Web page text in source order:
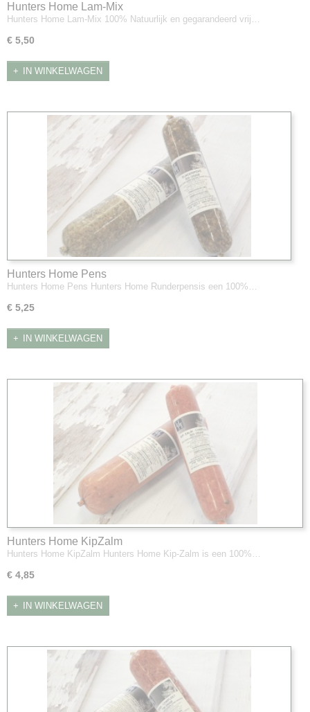
Hunters Home Lam-Mix
Hunters Home Lam-Mix 100% Natuurlijk en gegarandeerd vrij…
€ 5,50
IN WINKELWAGEN
Hunters Home Pens
Hunters Home Pens Hunters Home Runderpensis een 100%…
€ 5,25
IN WINKELWAGEN
Hunters Home KipZalm
Hunters Home KipZalm Hunters Home Kip-Zalm is een 100%…
€ 4,85
IN WINKELWAGEN